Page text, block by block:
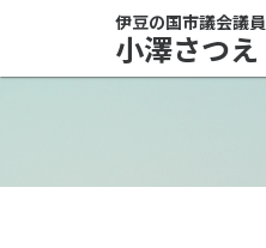
伊豆の国市議会議員
小澤さつえ